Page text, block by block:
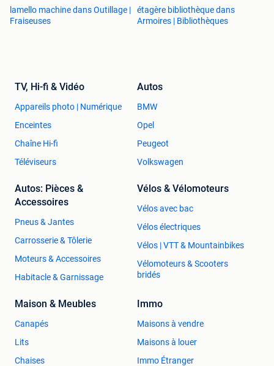
lamello machine dans Outillage |
Fraiseuses
étagère bibliothèque dans
Armoires | Bibliothèques
TV, Hi-fi & Vidéo
Appareils photo | Numérique
Enceintes
Chaîne Hi-fi
Téléviseurs
Autos
BMW
Opel
Peugeot
Volkswagen
Autos: Pièces &
Accessoires
Pneus & Jantes
Carrosserie & Tôlerie
Moteurs & Accessoires
Habitacle & Garnissage
Vélos & Vélomoteurs
Vélos avec bac
Vélos électriques
Vélos | VTT & Mountainbikes
Vélomoteurs & Scooters
bridés
Maison & Meubles
Canapés
Lits
Chaises
Immo
Maisons à vendre
Maisons à louer
Immo Étranger